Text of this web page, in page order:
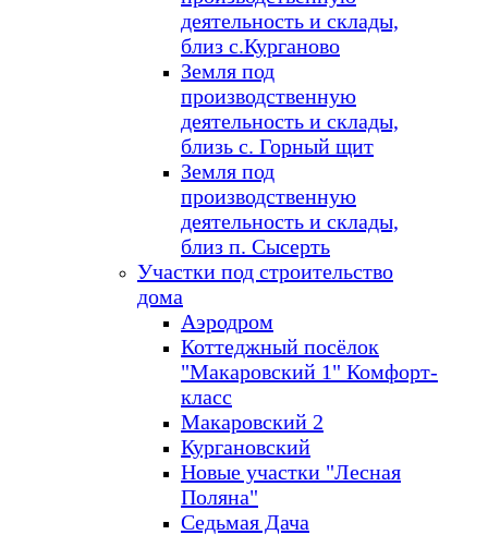
деятельность и склады,
близ с.Курганово
Земля под
производственную
деятельность и склады,
близь с. Горный щит
Земля под
производственную
деятельность и склады,
близ п. Сысерть
Участки под строительство
дома
Аэродром
Коттеджный посёлок
"Макаровский 1" Комфорт-
класс
Макаровский 2
Кургановский
Новые участки "Лесная
Поляна"
Седьмая Дача